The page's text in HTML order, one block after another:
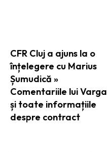
CFR Cluj a ajuns la o
înțelegere cu Marius
Șumudică »
Comentariile lui Varga
și toate informațiile
despre contract